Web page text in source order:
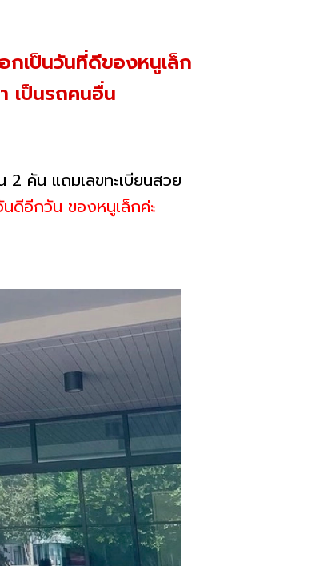
เป็นวันที่ดีของหนูเล็ก
เป็นรถคนอื่น
คัน แถมเลขทะเบียนสวย
นดีอีกวัน ของหนูเล็กค่ะ